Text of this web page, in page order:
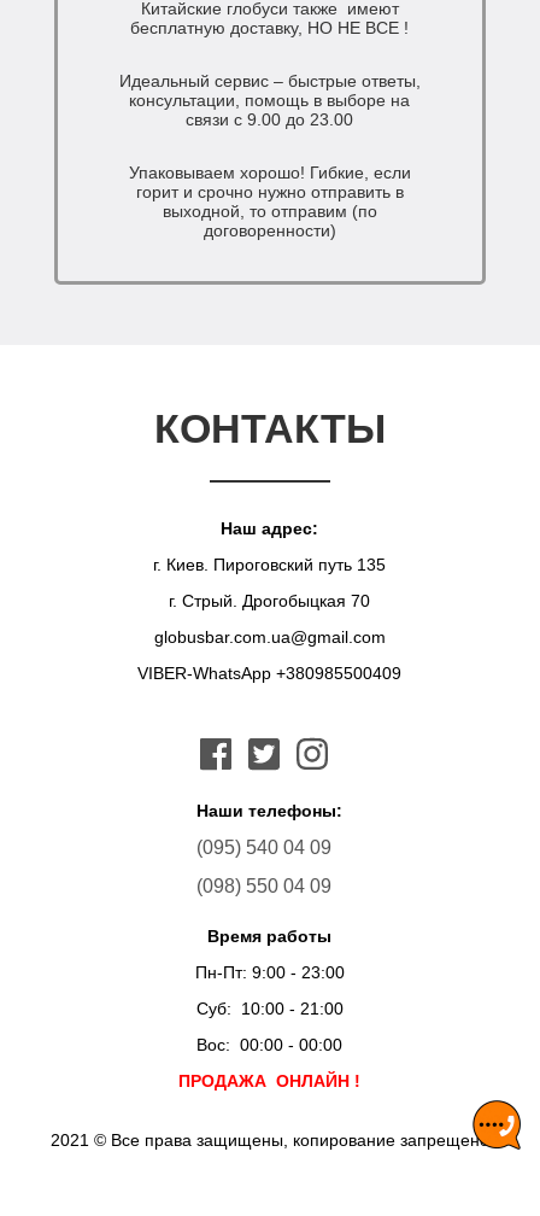
Китайские глобуси также имеют
бесплатную доставку, НО НЕ ВСЕ !
Идеальный сервис – быстрые ответы,
консультации, помощь в выборе на
связи с 9.00 до 23.00
Упаковываем хорошо! Гибкие, если
горит и срочно нужно отправить в
выходной, то отправим (по
договоренности)
КОНТАКТЫ
Наш адрес:
г. Киев. Пироговский путь 135
г. Стрый. Дрогобыцкая 70
globusbar.com.ua@gmail.com
VIBER-WhatsApp +380985500409
Наши телефоны:
(095) 540 04 09
(098) 550 04 09
Время работы
Пн-Пт: 9:00 - 23:00
Суб: 10:00 - 21:00
Вос: 00:00 - 00:00
ПРОДАЖА ОНЛАЙН !
2021 © Все права защищены, копирование запрещено